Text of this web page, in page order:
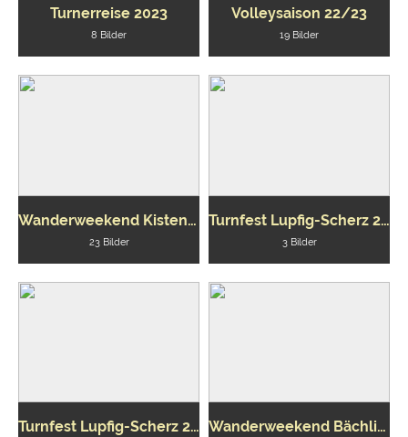
Turnerreise 2023
8 Bilder
Volleysaison 22/23
19 Bilder
Wanderweekend Kistenpasshütte
23 Bilder
Turnfest Lupfig-Scherz 2023 (Jugi)
3 Bilder
Turnfest Lupfig-Scherz 2023 Wanderweekend Bächlitalhütte 2022